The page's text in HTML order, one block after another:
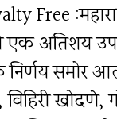
Free
एक अतिशय
निर्णय समोर
खोदणे,